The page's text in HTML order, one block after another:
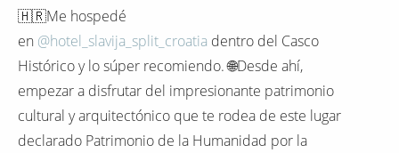
🇭🇷Me hospedé
en @hotel_slavija_split_croatia dentro del Casco
Histórico y lo súper recomiendo. 🌐Desde ahí,
empezar a disfrutar del impresionante patrimonio
cultural y arquitectónico que te rodea de este lugar
declarado Patrimonio de la Humanidad por la